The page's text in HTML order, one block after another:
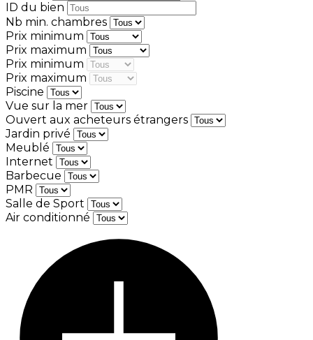
ID du bien
Nb min. chambres
Prix minimum
Prix maximum
Prix minimum
Prix maximum
Piscine
Vue sur la mer
Ouvert aux acheteurs étrangers
Jardin privé
Meublé
Internet
Barbecue
PMR
Salle de Sport
Air conditionné